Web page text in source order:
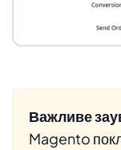
Важливе
Magento